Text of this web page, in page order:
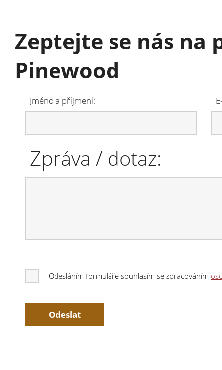
Zeptejte se nás na
Pinewood
Jméno a příjmení:
Zpráva / dotaz:
Odesláním formuláře souhlasím se zpracováním